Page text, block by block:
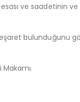
ve saadetinin
bulunduğunu
Makamı.